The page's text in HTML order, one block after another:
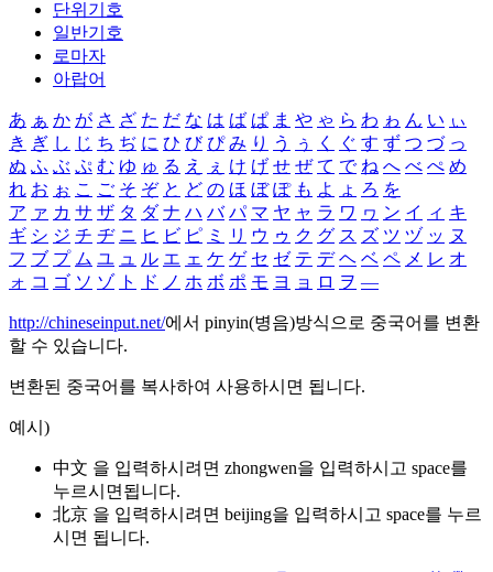
단위기호
일반기호
로마자
아랍어
あ ぁ か が さ ざ た だ な は ば ぱ ま や ゃ ら わ ゎ ん い ぃ
き ぎ し じ ち ぢ に ひ び ぴ み り う ぅ く ぐ す ず つ づ っ
ぬ ふ ぶ ぷ む ゆ ゅ る え ぇ け げ せ ぜ て で ね へ べ ぺ め
れ お ぉ こ ご そ ぞ と ど の ほ ぼ ぽ も よ ょ ろ を
ア ァ カ サ ザ タ ダ ナ ハ バ パ マ ヤ ャ ラ ワ ヮ ン イ ィ キ
ギ シ ジ チ ヂ ニ ヒ ビ ピ ミ リ ウ ゥ ク グ ス ズ ツ ヅ ッ ヌ
フ ブ プ ム ユ ュ ル エ ェ ケ ゲ セ ゼ テ デ ヘ ベ ペ メ レ オ
ォ コ ゴ ソ ゾ ト ド ノ ホ ボ ポ モ ヨ ョ ロ ヲ ―
http://chineseinput.net/에서 pinyin(병음)방식으로 중국어를 변환
할 수 있습니다.
변환된 중국어를 복사하여 사용하시면 됩니다.
예시)
中文 을 입력하시려면 zhongwen을 입력하시고 space를
누르시면됩니다.
北京 을 입력하시려면 beijing을 입력하시고 space를 누르
시면 됩니다.